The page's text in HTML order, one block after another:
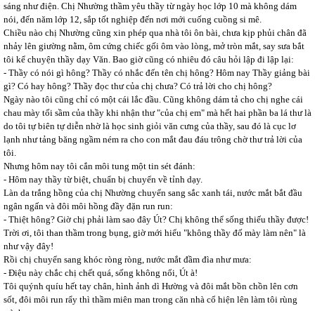
sáng như điện. Chị Nhường thầm yêu thầy từ ngày học lớp 10 mà không dám
nói, đến năm lớp 12, sắp tốt nghiệp đến nơi mới cuống cuồng si mê.
Chiều nào chị Nhường cũng xin phép qua nhà tôi ôn bài, chưa kịp phủi chân đã
nhảy lên giường nằm, ôm cứng chiếc gối ôm vào lòng, mở tròn mắt, say sưa bắt
tôi kể chuyện thầy dạy Văn. Bao giờ cũng có nhiêu đó câu hỏi lập đi lập lại:
- Thầy có nói gì hông? Thầy có nhắc đến tên chị hông? Hôm nay Thầy giảng bài
gì? Có hay hông? Thầy đọc thư của chị chưa? Có trả lời cho chị hông?
Ngày nào tôi cũng chỉ có một cái lắc đầu. Cũng không dám tả cho chị nghe cái
chau mày tối sầm của thầy khi nhận thư "của chị em" mà hết hai phần ba lá thư là
do tôi tự biên tự diễn nhờ là học sinh giỏi văn cưng của thầy, sau đó là cục lơ
lạnh như tảng băng ngầm ném ra cho con mắt đau đáu trông chờ thư trả lời của
tôi.
Nhưng hôm nay tôi cắn môi tung một tin sét đánh:
- Hôm nay thầy từ biệt, chuẩn bị chuyển về tỉnh dạy.
Làn da trắng hồng của chị Nhường chuyển sang sắc xanh tái, nước mắt bắt đầu
ngân ngấn và đôi môi hồng đầy đặn run run:
- Thiệt hông? Giờ chị phải làm sao đây Út? Chị không thể sống thiếu thầy được!
Trời ơi, tôi than thầm trong bụng, giờ mới hiểu "không thầy đố mày làm nên" là
như vậy đây!
Rồi chị chuyển sang khóc ròng ròng, nước mắt đầm đìa như mưa:
- Điệu này chắc chị chết quá, sống không nổi, Út à!
Tôi quýnh quíu hết tay chân, hình ảnh dì Hường và đôi mắt bồn chồn lên cơn
sốt, đôi môi run rẩy thì thầm miên man trong căn nhà cổ hiện lên làm tôi rùng